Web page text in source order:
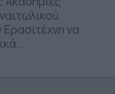
Ερασιτέχνη να